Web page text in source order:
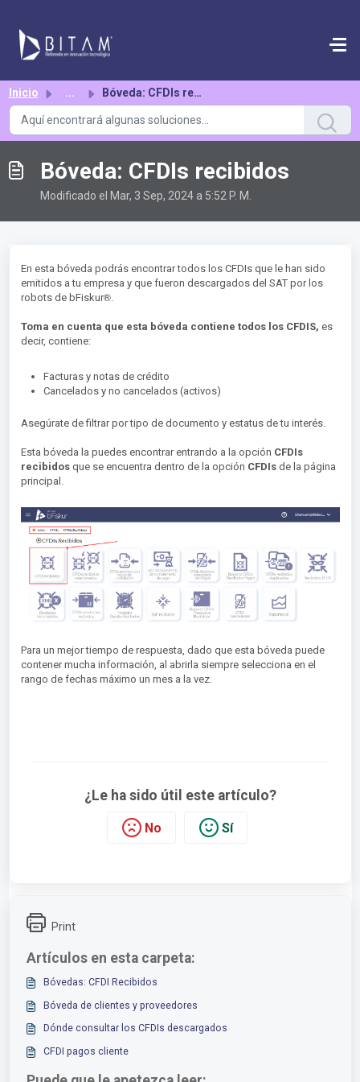
Inicio ... Bóveda: CFDIs recibidos
Bóveda: CFDIs recibidos
Modificado el Mar, 3 Sep, 2024 a 5:52 P. M.
En esta bóveda podrás encontrar todos los CFDIs que le han sido
emitidos a tu empresa y que fueron descargados del SAT por los
robots de bFiskur®︎.
Toma en cuenta que esta bóveda contiene todos los CFDIS, es
decir, contiene:
Facturas y notas de crédito
Cancelados y no cancelados (activos)
Asegúrate de filtrar por tipo de documento y estatus de tu interés.
Esta bóveda la puedes encontrar entrando a la opción CFDIs
recibidos que se encuentra dentro de la opción CFDIs de la página
principal.
Para un mejor tiempo de respuesta, dado que esta bóveda puede
contener mucha información, al abrirla siempre selecciona en el
rango de fechas máximo un mes a la vez.
¿Le ha sido útil este artículo?
No Sí
Print
Artículos en esta carpeta:
Bóvedas: CFDI Recibidos
Bóveda de clientes y proveedores
Dónde consultar los CFDIs descargados
CFDI pagos cliente